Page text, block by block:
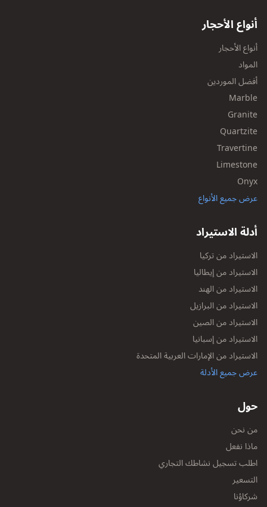
أنواع الأحجار
أنواع الأحجار
المواد
أفضل الموردين
Marble
Granite
Quartzite
Travertine
Limestone
Onyx
عرض جميع الأنواع
أدلة الاستيراد
الاستيراد من تركيا
الاستيراد من إيطاليا
الاستيراد من الهند
الاستيراد من البرازيل
الاستيراد من الصين
الاستيراد من إسبانيا
الاستيراد من الإمارات العربية المتحدة
عرض جميع الأدلة
حول
من نحن
ماذا نفعل
اطلب تسجيل نشاطك التجاري
التسعير
شركاؤنا